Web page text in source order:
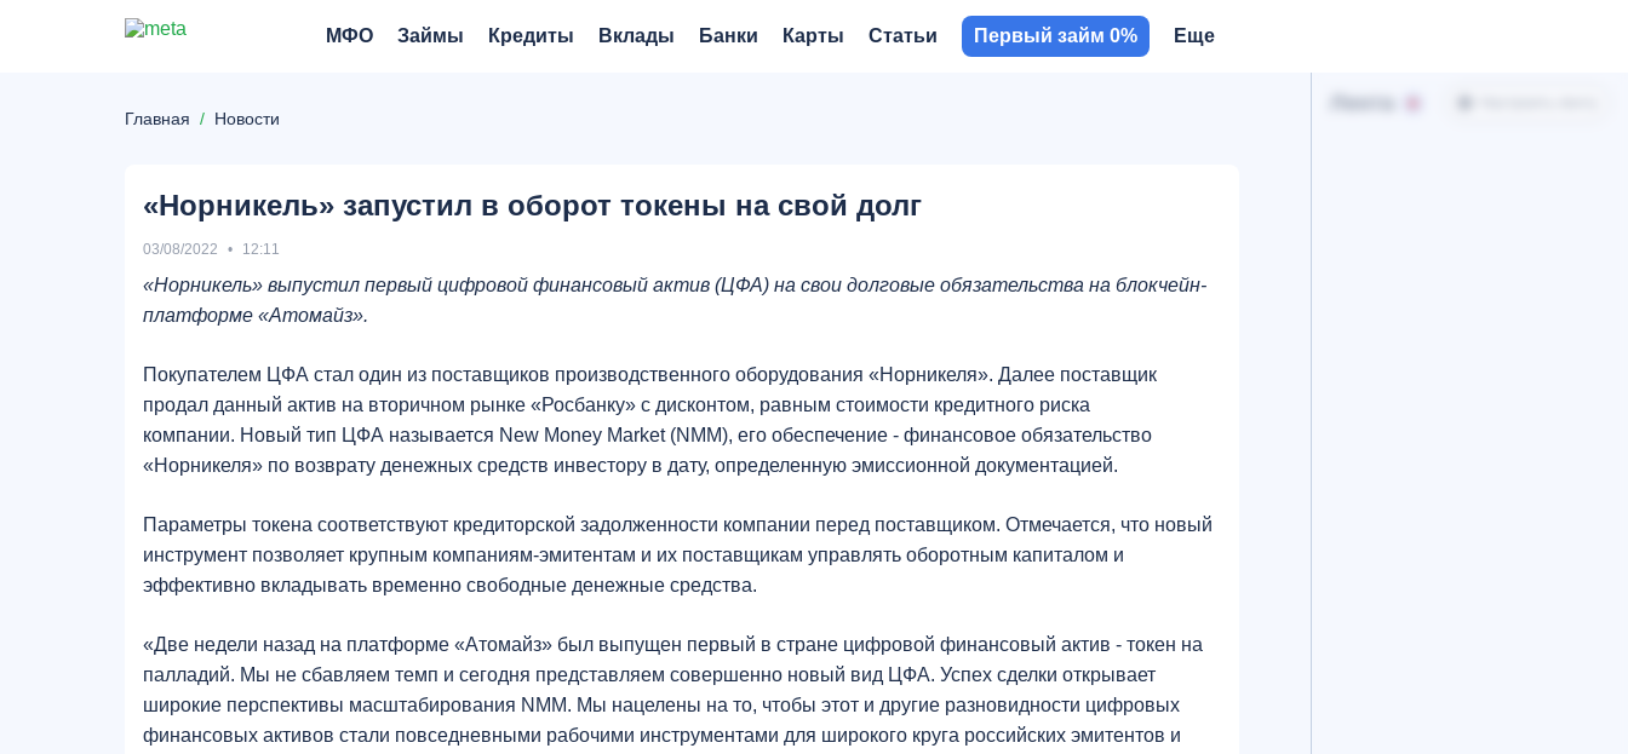
МФО Займы Кредиты Вклады Банки Карты Статьи Первый займ 0% Еще
Главная Новости
«Норникель» запустил в оборот токены на свой долг
03/08/2022 12:11
«Норникель» выпустил первый цифровой финансовый актив (ЦФА) на свои долговые обязательства на блокчейн-
платформе «Атомайз».
Покупателем ЦФА стал один из поставщиков производственного оборудования «Норникеля». Далее поставщик
продал данный актив на вторичном рынке «Росбанку» с дисконтом, равным стоимости кредитного риска
компании. Новый тип ЦФА называется New Money Market (NMM), его обеспечение - финансовое обязательство
«Норникеля» по возврату денежных средств инвестору в дату, определенную эмиссионной документацией.
Параметры токена соответствуют кредиторской задолженности компании перед поставщиком. Отмечается, что новый
инструмент позволяет крупным компаниям-эмитентам и их поставщикам управлять оборотным капиталом и
эффективно вкладывать временно свободные денежные средства.
«Две недели назад на платформе «Атомайз» был выпущен первый в стране цифровой финансовый актив - токен на
палладий. Мы не сбавляем темп и сегодня представляем совершенно новый вид ЦФА. Успех сделки открывает
широкие перспективы масштабирования NMM. Мы нацелены на то, чтобы этот и другие разновидности цифровых
финансовых активов стали повседневными рабочими инструментами для широкого круга российских эмитентов и
Лента